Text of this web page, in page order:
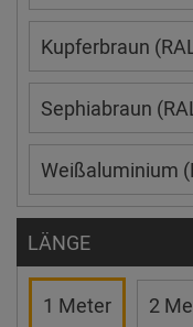
Kupferbraun
Sephiabraun
Weißaluminium
LÄNGE
1 Meter 2